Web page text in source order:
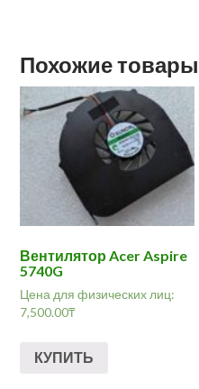
Похожие товары
Вентилятор Acer Aspire
5740G
Цена для физических лиц:
7,500.00₸
КУПИТЬ